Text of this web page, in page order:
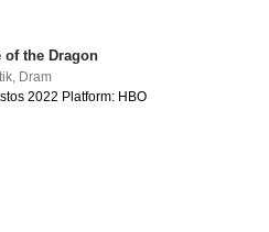
of the Dragon
, Dram
2022 Platform: HBO